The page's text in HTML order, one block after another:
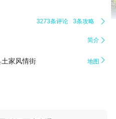
3273条评论 3条攻略 
简介 
家风情街 地图 